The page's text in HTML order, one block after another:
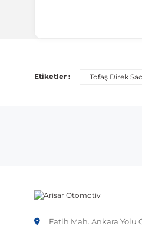
Etiketler : Tofaş Direk
Fatih Mah. Ankara Yolu